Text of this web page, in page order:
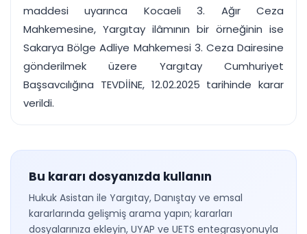
maddesi uyarınca Kocaeli 3. Ağır Ceza
Mahkemesine, Yargıtay ilâmının bir örneğinin ise
Sakarya Bölge Adliye Mahkemesi 3. Ceza Dairesine
gönderilmek üzere Yargıtay Cumhuriyet
Başsavcılığına TEVDİİNE, 12.02.2025 tarihinde karar
verildi.
Bu kararı dosyanızda kullanın
Hukuk Asistan ile Yargıtay, Danıştay ve emsal
kararlarında gelişmiş arama yapın; kararları
dosyalarınıza ekleyin, UYAP ve UETS entegrasyonuyla